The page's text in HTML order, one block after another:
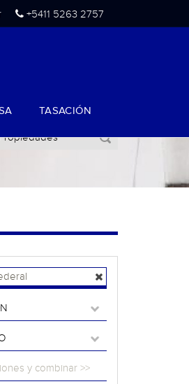
+5411 5263 2757
TASACIÓN
y combinar >>